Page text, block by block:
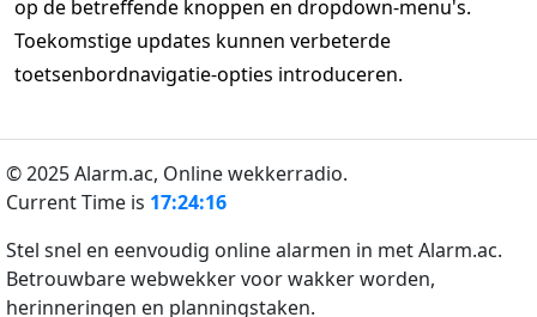
op de betreffende knoppen en dropdown-menu's.
Toekomstige updates kunnen verbeterde
toetsenbordnavigatie-opties introduceren.
© 2025 Alarm.ac, Online wekkerradio.
Current Time is 17:24:16
Stel snel en eenvoudig online alarmen in met Alarm.ac.
Betrouwbare webwekker voor wakker worden,
herinneringen en planningstaken.